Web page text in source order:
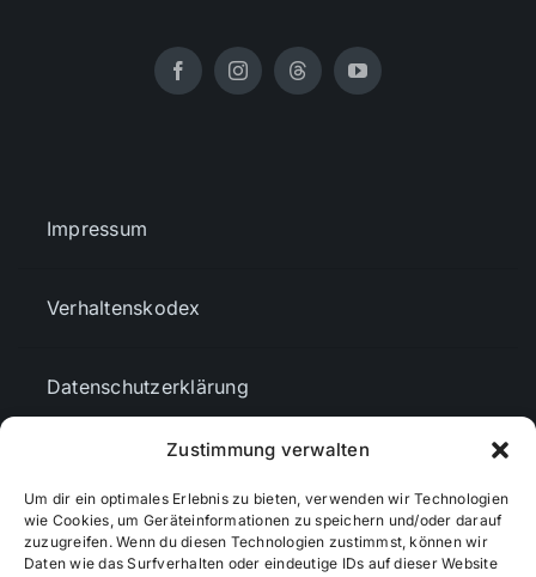
Zustimmung verwalten
Um dir ein optimales Erlebnis zu bieten, verwenden wir Technologien
wie Cookies, um Geräteinformationen zu speichern und/oder darauf
zuzugreifen. Wenn du diesen Technologien zustimmst, können wir
Daten wie das Surfverhalten oder eindeutige IDs auf dieser Website
Impressum
Verhaltenskodex
Datenschutzerklärung
Cookie-Richtlinie (EU)